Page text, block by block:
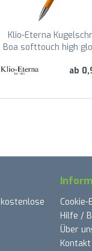
Klio-Eterna
Boa softtouch high
ab
Hilfe /
Über
Kontakt